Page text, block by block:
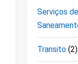
Serviços
Transito (2)